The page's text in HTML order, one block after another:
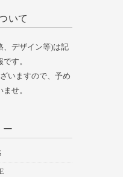
いて
、デザイン等)は記
す。
いますので、予め
せ。
ー